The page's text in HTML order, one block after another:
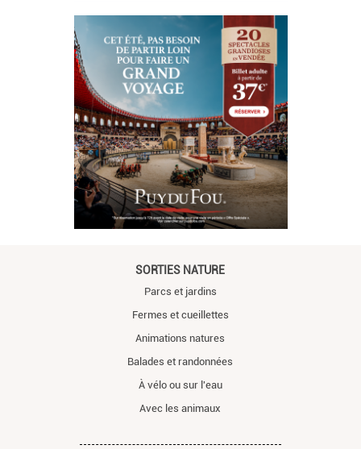
SORTIES NATURE
Parcs et jardins
Fermes et cueillettes
Animations natures
Balades et randonnées
À vélo ou sur l'eau
Avec les animaux